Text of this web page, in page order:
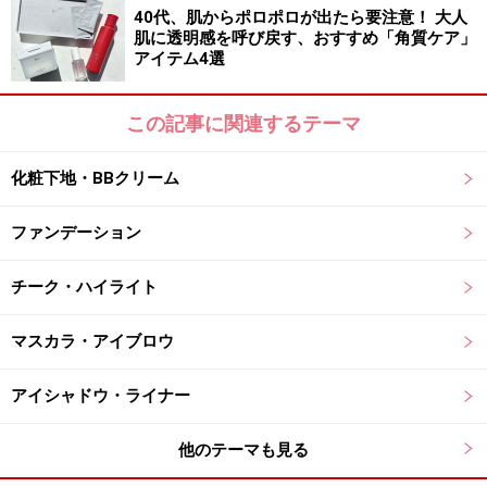
40代、肌からポロポロが出たら要注意！ 大人
肌に透明感を呼び戻す、おすすめ「角質ケア」
アイテム4選
この記事に関連するテーマ
化粧下地・BBクリーム
ファンデーション
チーク・ハイライト
マスカラ・アイブロウ
アイシャドウ・ライナー
他のテーマも見る